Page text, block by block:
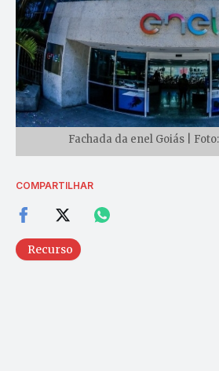
Fachada da enel Goiás |
COMPARTILHAR
Recurso